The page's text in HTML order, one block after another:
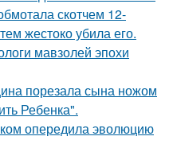
скотчем 12-
жестоко убила его.
мавзолей эпохи
порезала сына ножом
Ребенка".
опередила эволюцию